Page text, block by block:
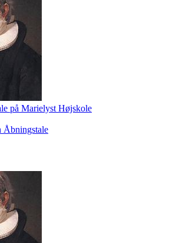
på Marielyst Højskole
Åbningstale